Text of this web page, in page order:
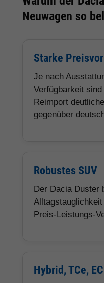
Neuwagen so
Starke
Je nach
Verfügbarkeit
Reimport
gegenüber
Robustes SUV
Der Dacia Duster
Preis-Leistungs-
Hybrid, TCe,